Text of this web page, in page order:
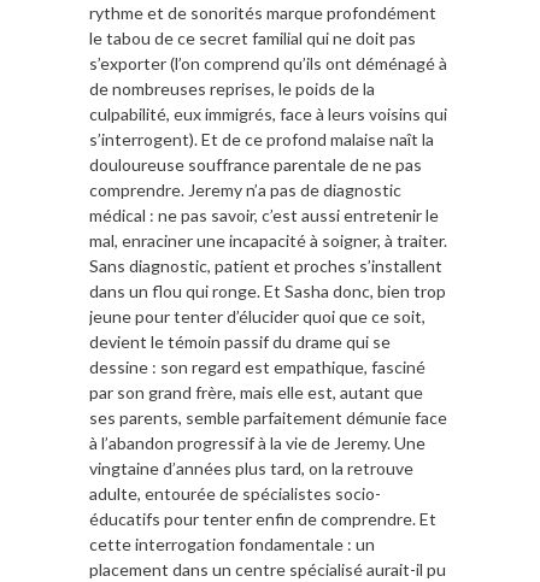
rythme et de sonorités marque profondément
le tabou de ce secret familial qui ne doit pas
s’exporter (l’on comprend qu’ils ont déménagé à
de nombreuses reprises, le poids de la
culpabilité, eux immigrés, face à leurs voisins qui
s’interrogent). Et de ce profond malaise naît la
douloureuse souffrance parentale de ne pas
comprendre. Jeremy n’a pas de diagnostic
médical : ne pas savoir, c’est aussi entretenir le
mal, enraciner une incapacité à soigner, à traiter.
Sans diagnostic, patient et proches s’installent
dans un flou qui ronge. Et Sasha donc, bien trop
jeune pour tenter d’élucider quoi que ce soit,
devient le témoin passif du drame qui se
dessine : son regard est empathique, fasciné
par son grand frère, mais elle est, autant que
ses parents, semble parfaitement démunie face
à l’abandon progressif à la vie de Jeremy. Une
vingtaine d’années plus tard, on la retrouve
adulte, entourée de spécialistes socio-
éducatifs pour tenter enfin de comprendre. Et
cette interrogation fondamentale : un
placement dans un centre spécialisé aurait-il pu